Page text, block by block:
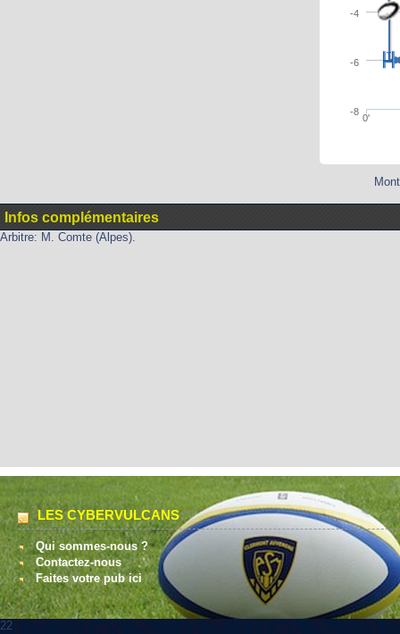
0'
-8
-6
-4
Infos complémentaires
Arbitre: M. Comte (Alpes).
LES CYBERVULCANS
Qui sommes-nous ?
Contactez-nous
Faites votre pub ici
22